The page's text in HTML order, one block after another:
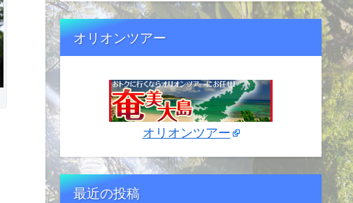
オリオンツアー
オリオンツアー
最近の投稿